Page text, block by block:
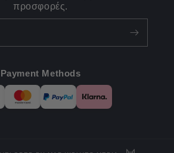
προσφορές.
Payment Methods